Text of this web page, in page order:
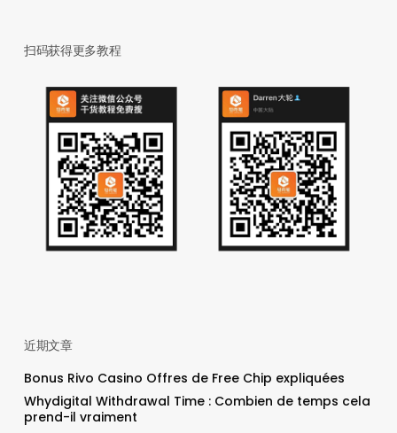
扫码获得更多教程
近期文章
Bonus Rivo Casino Offres de Free Chip expliquées
Whydigital Withdrawal Time : Combien de temps cela
prend-il vraiment